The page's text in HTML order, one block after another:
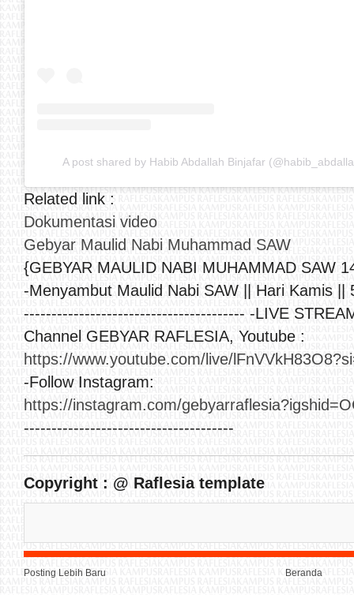
A post shared by Habib Abdallah Binjafar
Related link :
Dokumentasi video
Gebyar Maulid Nabi Muhammad SAW
{GEBYAR MAULID NABI MUHAMMAD SAW
-Menyambut Maulid Nabi SAW || Hari Kamis ||
---------------------------------------- -LIVE
Channel GEBYAR RAFLESIA, Youtube :
https://www.youtube.com/live/
-Follow Instagram:
https://instagram.com/
--------------------------------------
Copyright : @ Raflesia template
Posting Lebih Baru Beranda